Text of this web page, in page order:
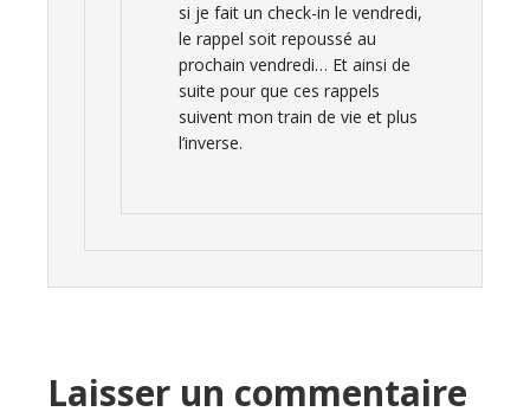
si je fait un check-in le vendredi,
le rappel soit repoussé au
prochain vendredi… Et ainsi de
suite pour que ces rappels
suivent mon train de vie et plus
l’inverse.
Laisser un commentaire